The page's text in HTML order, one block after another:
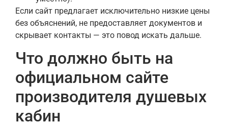
Если сайт предлагает исключительно низкие цены
без объяснений, не предоставляет документов и
скрывает контакты — это повод искать дальше.
Что должно быть на
официальном сайте
производителя душевых
кабин